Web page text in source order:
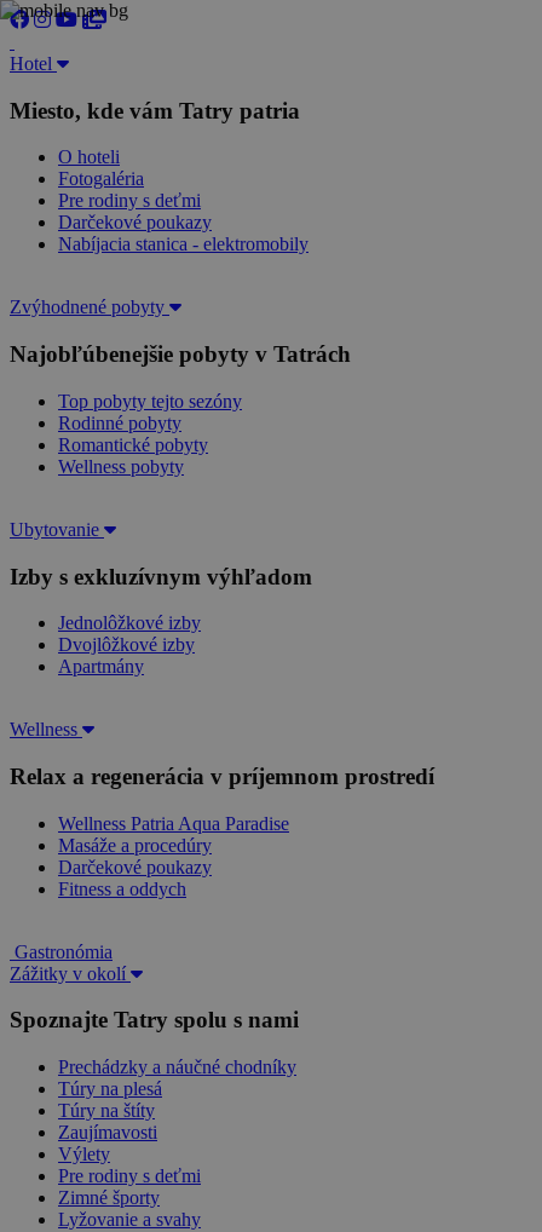
Hotel
Miesto, kde vám Tatry patria
O hoteli
Fotogaléria
Pre rodiny s deťmi
Darčekové poukazy
Nabíjacia stanica - elektromobily
Zvýhodnené pobyty
Najobľúbenejšie pobyty v Tatrách
Top pobyty tejto sezóny
Rodinné pobyty
Romantické pobyty
Wellness pobyty
Ubytovanie
Izby s exkluzívnym výhľadom
Jednolôžkové izby
Dvojlôžkové izby
Apartmány
Wellness
Relax a regenerácia v príjemnom prostredí
Wellness Patria Aqua Paradise
Masáže a procedúry
Darčekové poukazy
Fitness a oddych
Gastronómia
Zážitky v okolí
Spoznajte Tatry spolu s nami
Prechádzky a náučné chodníky
Túry na plesá
Túry na štíty
Zaujímavosti
Výlety
Pre rodiny s deťmi
Zimné športy
Lyžovanie a svahy